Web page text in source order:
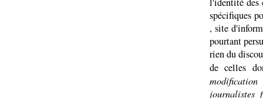
spécifiques
, site
pourtant
rien du
de celles
journalistes